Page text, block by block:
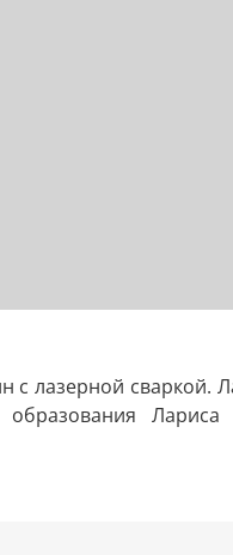
лазерной сваркой.
Лариса